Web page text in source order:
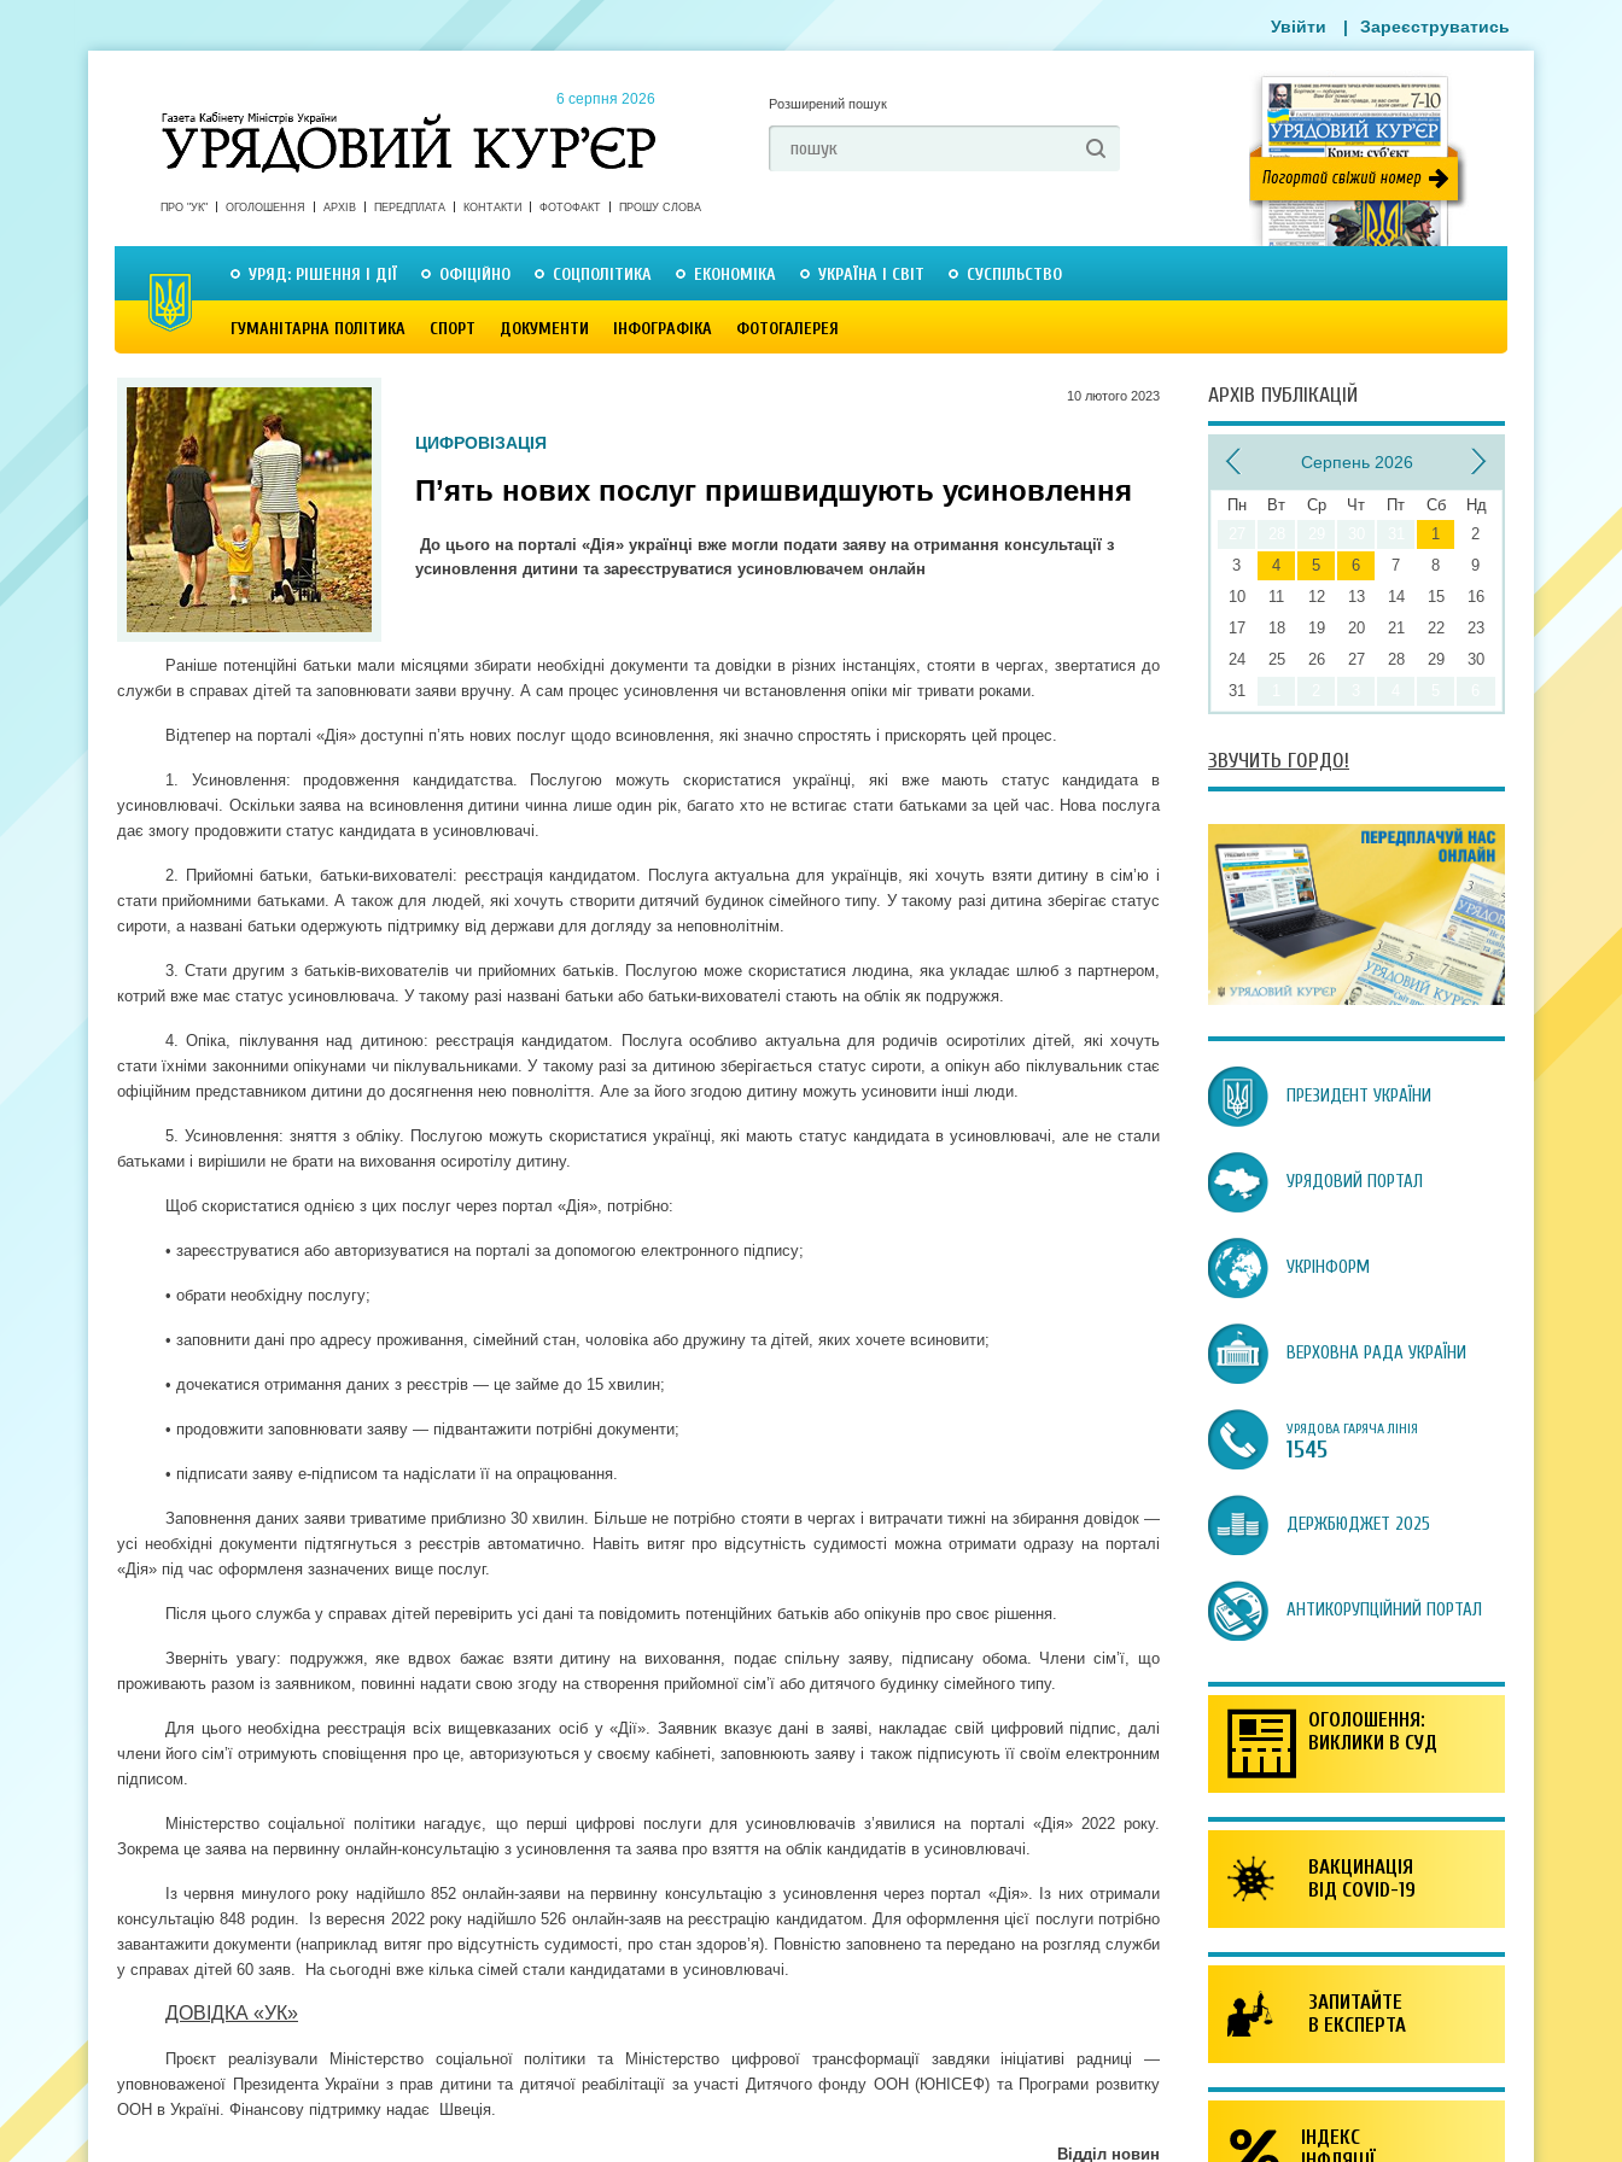
6 серпня 2026 Розширений пошук
ПРО "УК" ОГОЛОШЕННЯ АРХІВ ПЕРЕДПЛАТА КОНТАКТИ ФОТОФАКТ ПРОШУ СЛОВА
УРЯД: РІШЕННЯ І ДІЇ ОФІЦІЙНО СОЦПОЛІТИКА ЕКОНОМІКА УКРАЇНА І СВІТ СУСПІЛЬСТВО
ГУМАНІТАРНА ПОЛІТИКА СПОРТ ДОКУМЕНТИ ІНФОГРАФІКА ФОТОГАЛЕРЕЯ
Увійти | Зареєструватись
10 лютого 2023
ЦИФРОВІЗАЦІЯ
П’ять нових послуг пришвидшують усиновлення
До цього на порталі «Дія» українці вже могли подати заяву на отримання консультації з
усиновлення дитини та зареєструватися усиновлювачем онлайн
Раніше потенційні батьки мали місяцями збирати необхідні документи та довідки в різних інстанціях, стояти в чергах, звертатися до
служби в справах дітей та заповнювати заяви вручну. А сам процес усиновлення чи встановлення опіки міг тривати роками.
Відтепер на порталі «Дія» доступні п’ять нових послуг щодо всиновлення, які значно спростять і прискорять цей процес.
1. Усиновлення: продовження кандидатства. Послугою можуть скористатися українці, які вже мають статус кандидата в
усиновлювачі. Оскільки заява на всиновлення дитини чинна лише один рік, багато хто не встигає стати батьками за цей час. Нова послуга
дає змогу продовжити статус кандидата в усиновлювачі.
2. Прийомні батьки, батьки-вихователі: реєстрація кандидатом. Послуга актуальна для українців, які хочуть взяти дитину в сім’ю і
стати прийомними батьками. А також для людей, які хочуть створити дитячий будинок сімейного типу. У такому разі дитина зберігає статус
сироти, а названі батьки одержують підтримку від держави для догляду за неповнолітнім.
3. Стати другим з батьків-вихователів чи прийомних батьків. Послугою може скористатися людина, яка укладає шлюб з партнером,
котрий вже має статус усиновлювача. У такому разі названі батьки або батьки-вихователі стають на облік як подружжя.
4. Опіка, піклування над дитиною: реєстрація кандидатом. Послуга особливо актуальна для родичів осиротілих дітей, які хочуть
стати їхніми законними опікунами чи піклувальниками. У такому разі за дитиною зберігається статус сироти, а опікун або піклувальник стає
офіційним представником дитини до досягнення нею повноліття. Але за його згодою дитину можуть усиновити інші люди.
5. Усиновлення: зняття з обліку. Послугою можуть скористатися українці, які мають статус кандидата в усиновлювачі, але не стали
батьками і вирішили не брати на виховання осиротілу дитину.
Щоб скористатися однією з цих послуг через портал «Дія», потрібно:
• зареєструватися або авторизуватися на порталі за допомогою електронного підпису;
• обрати необхідну послугу;
• заповнити дані про адресу проживання, сімейний стан, чоловіка або дружину та дітей, яких хочете всиновити;
• дочекатися отримання даних з реєстрів — це займе до 15 хвилин;
• продовжити заповнювати заяву — підвантажити потрібні документи;
• підписати заяву е-підписом та надіслати її на опрацювання.
Заповнення даних заяви триватиме приблизно 30 хвилин. Більше не потрібно стояти в чергах і витрачати тижні на збирання довідок —
усі необхідні документи підтягнуться з реєстрів автоматично. Навіть витяг про відсутність судимості можна отримати одразу на порталі
«Дія» під час оформленя зазначених вище послуг.
Після цього служба у справах дітей перевірить усі дані та повідомить потенційних батьків або опікунів про своє рішення.
Зверніть увагу: подружжя, яке вдвох бажає взяти дитину на виховання, подає спільну заяву, підписану обома. Члени сім’ї, що
проживають разом із заявником, повинні надати свою згоду на створення прийомної сім’ї або дитячого будинку сімейного типу.
Для цього необхідна реєстрація всіх вищевказаних осіб у «Дії». Заявник вказує дані в заяві, накладає свій цифровий підпис, далі
члени його сім’ї отримують сповіщення про це, авторизуються у своєму кабінеті, заповнюють заяву і також підписують її своїм електронним
підписом.
Міністерство соціальної політики нагадує, що перші цифрові послуги для усиновлювачів з’явилися на порталі «Дія» 2022 року.
Зокрема це заява на первинну онлайн-консультацію з усиновлення та заява про взяття на облік кандидатів в усиновлювачі.
Із червня минулого року надійшло 852 онлайн-заяви на первинну консультацію з усиновлення через портал «Дія». Із них отримали
консультацію 848 родин. Із вересня 2022 року надійшло 526 онлайн-заяв на реєстрацію кандидатом. Для оформлення цієї послуги потрібно
завантажити документи (наприклад витяг про відсутність судимості, про стан здоров’я). Повністю заповнено та передано на розгляд служби
у справах дітей 60 заяв. На сьогодні вже кілька сімей стали кандидатами в усиновлювачі.
ДОВІДКА «УК»
Проєкт реалізували Міністерство соціальної політики та Міністерство цифрової трансформації завдяки ініціативі радниці —
уповноваженої Президента України з прав дитини та дитячої реабілітації за участі Дитячого фонду ООН (ЮНІСЕФ) та Програми розвитку
ООН в Україні. Фінансову підтримку надає
Швеція.
Відділ новин
АРХІВ ПУБЛІКАЦІЙ
Серпень 2026
Пн Вт Ср Чт Пт Сб
Нд
1
2
3
4 5 6 7 8
9
10
11 12 13 14 15
16
17
18 19 20 21 22
23
24
25 26 27 28 29
30
31
ЗВУЧИТЬ ГОРДО!
ПРЕЗИДЕНТ УКРАЇНИ
УРЯДОВИЙ ПОРТАЛ
УКРІНФОРМ
ВЕРХОВНА РАДА УКРАЇНИ
УРЯДОВА ГАРЯЧА ЛІНІЯ
1545
ДЕРЖБЮДЖЕТ 2025
АНТИКОРУПЦІЙНИЙ ПОРТАЛ
ОГОЛОШЕННЯ:
ВИКЛИКИ В СУД
ВАКЦИНАЦІЯ
ВІД COVID-19
ЗАПИТАЙТЕ
В ЕКСПЕРТА
ІНДЕКС